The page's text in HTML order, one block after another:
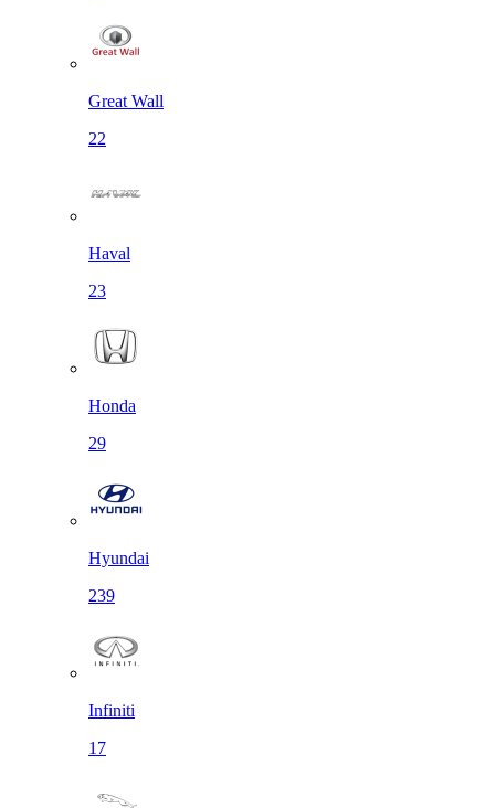
Great Wall
22
Haval
23
Honda
29
Hyundai
239
Infiniti
17